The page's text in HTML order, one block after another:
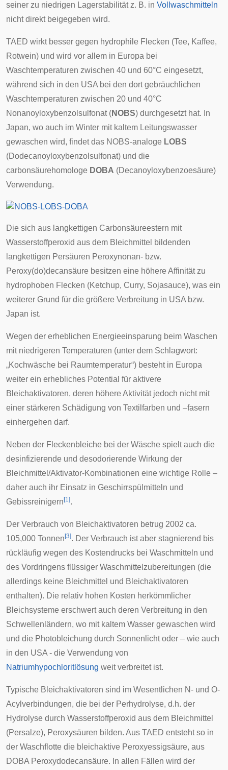
seiner zu niedrigen Lagerstabilität z. B. in Vollwaschmitteln
nicht direkt beigegeben wird.
TAED wirkt besser gegen hydrophile Flecken (Tee, Kaffee,
Rotwein) und wird vor allem in Europa bei
Waschtemperaturen zwischen 40 und 60°C eingesetzt,
während sich in den USA bei den dort gebräuchlichen
Waschtemperaturen zwischen 20 und 40°C
Nonanoyloxybenzolsulfonat (NOBS) durchgesetzt hat. In
Japan, wo auch im Winter mit kaltem Leitungswasser
gewaschen wird, findet das NOBS-analoge LOBS
(Dodecanoyloxybenzolsulfonat) und die
carbonsäurehomologe DOBA (Decanoyloxybenzoesäure)
Verwendung.
Die sich aus langkettigen Carbonsäureestern mit
Wasserstoffperoxid aus dem Bleichmittel bildenden
langkettigen Persäuren Peroxynonan- bzw.
Peroxy(do)decansäure besitzen eine höhere Affinität zu
hydrophoben Flecken (Ketchup, Curry, Sojasauce), was ein
weiterer Grund für die größere Verbreitung in USA bzw.
Japan ist.
Wegen der erheblichen Energieeinsparung beim Waschen
mit niedrigeren Temperaturen (unter dem Schlagwort:
„Kochwäsche bei Raumtemperatur“) besteht in Europa
weiter ein erhebliches Potential für aktivere
Bleichaktivatoren, deren höhere Aktivität jedoch nicht mit
einer stärkeren Schädigung von Textilfarben und –fasern
einhergehen darf.
Neben der Fleckenbleiche bei der Wäsche spielt auch die
desinfizierende und desodorierende Wirkung der
Bleichmittel/Aktivator-Kombinationen eine wichtige Rolle –
daher auch ihr Einsatz in Geschirrspülmitteln und
Gebissreinigern[1 ].
Der Verbrauch von Bleichaktivatoren betrug 2002 ca.
105,000 Tonnen[3]. Der Verbrauch ist aber stagnierend bis
rückläufig wegen des Kostendrucks bei Waschmitteln und
des Vordringens flüssiger Waschmittelzubereitungen (die
allerdings keine Bleichmittel und Bleichaktivatoren
enthalten). Die relativ hohen Kosten herkömmlicher
Bleichsysteme erschwert auch deren Verbreitung in den
Schwellenländern, wo mit kaltem Wasser gewaschen wird
und die Photobleichung durch Sonnenlicht oder – wie auch
in den USA - die Verwendung von
Natriumhypochloritlösung weit verbreitet ist.
Typische Bleichaktivatoren sind im Wesentlichen N- und O-
Acylverbindungen, die bei der Perhydrolyse, d.h. der
Hydrolyse durch Wasserstoffperoxid aus dem Bleichmittel
(Persalze), Peroxysäuren bilden. Aus TAED entsteht so in
der Waschflotte die bleichaktive Peroxyessigsäure, aus
DOBA Peroxydodecansäure. In allen Fällen wird der